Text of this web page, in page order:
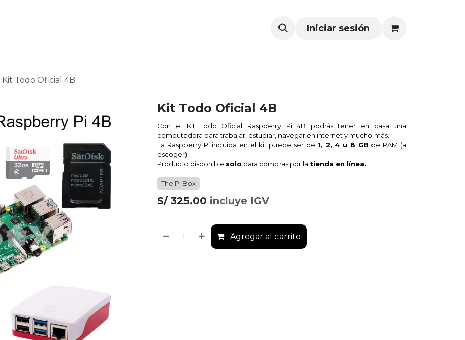
Iniciar sesión
Kit Todo Oficial 4B
Kit Todo Oficial 4B
Con el Kit Todo Oficial Raspberry Pi 4B podrás tener en casa una
computadora para trabajar, estudiar, navegar en internet y mucho más.
La Raspberry Piincluida en el kit puede ser de 1, 2, 4 u 8 GB de RAM (a
escoger).
Producto disponible solo para compras por la tienda en línea.
The Pi Box
S/ 325.00 incluye IGV
Agregar al carrito